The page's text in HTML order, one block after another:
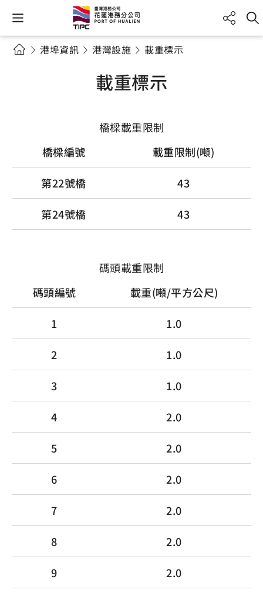
港埠資訊 港灣設施 載重標示
載重標示
橋樑載重限制
橋樑編號
載重限制(噸)
第22號橋 43
第24號橋 43
碼頭載重限制
碼頭編號
載重(噸/平方公尺)
1 1.0
2 1.0
3 1.0
4 2.0
5 2.0
6 2.0
7 2.0
8 2.0
9 2.0